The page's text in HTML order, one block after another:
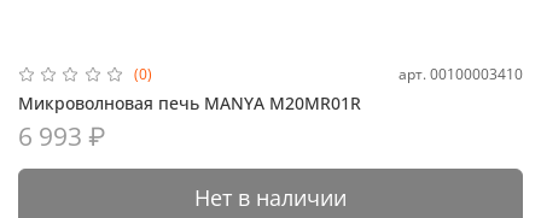
(0) арт. 00100003410
Микроволновая печь MANYA M20MR01R
6 993 ₽
Нет в наличии